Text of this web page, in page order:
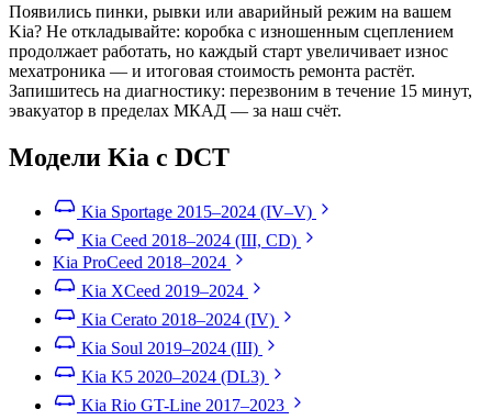
Появились пинки, рывки или аварийный режим на вашем
Kia? Не откладывайте: коробка с изношенным сцеплением
продолжает работать, но каждый старт увеличивает износ
мехатроника — и итоговая стоимость ремонта растёт.
Запишитесь на диагностику: перезвоним в течение 15 минут,
эвакуатор в пределах МКАД — за наш счёт.
Модели Kia с DCT
Kia Sportage 2015–2024 (IV–V)
Kia Ceed 2018–2024 (III, CD)
Kia ProCeed 2018–2024
Kia XCeed 2019–2024
Kia Cerato 2018–2024 (IV)
Kia Soul 2019–2024 (III)
Kia K5 2020–2024 (DL3)
Kia Rio GT-Line 2017–2023